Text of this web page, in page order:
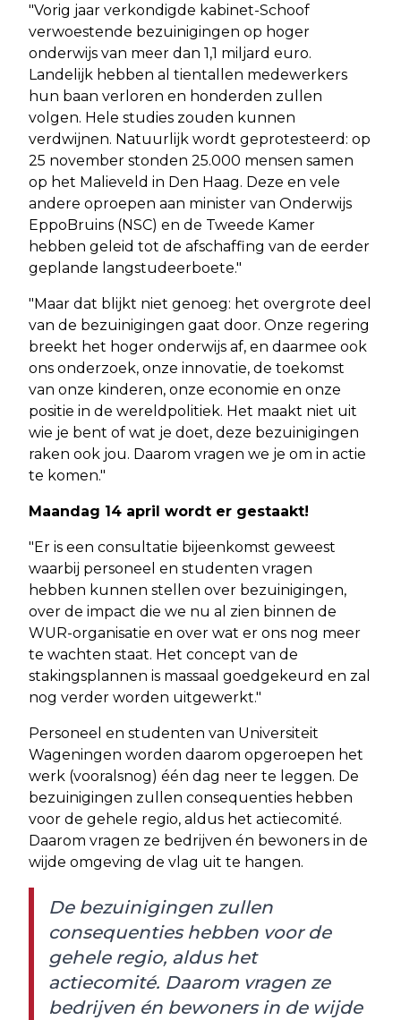
"Vorig jaar verkondigde kabinet-Schoof
verwoestende bezuinigingen op hoger
onderwijs van meer dan 1,1 miljard euro.
Landelijk hebben al tientallen medewerkers
hun baan verloren en honderden zullen
volgen. Hele studies zouden kunnen
verdwijnen. Natuurlijk wordt geprotesteerd: op
25 november stonden 25.000 mensen samen
op het Malieveld in Den Haag. Deze en vele
andere oproepen aan minister van Onderwijs
EppoBruins (NSC) en de Tweede Kamer
hebben geleid tot de afschaffing van de eerder
geplande langstudeerboete."
"Maar dat blijkt niet genoeg: het overgrote deel
van de bezuinigingen gaat door. Onze regering
breekt het hoger onderwijs af, en daarmee ook
ons onderzoek, onze innovatie, de toekomst
van onze kinderen, onze economie en onze
positie in de wereldpolitiek. Het maakt niet uit
wie je bent of wat je doet, deze bezuinigingen
raken ook jou. Daarom vragen we je om in actie
te komen."
Maandag 14 april wordt er gestaakt!
"Er is een consultatie bijeenkomst geweest
waarbij personeel en studenten vragen
hebben kunnen stellen over bezuinigingen,
over de impact die we nu al zien binnen de
WUR-organisatie en over wat er ons nog meer
te wachten staat. Het concept van de
stakingsplannen is massaal goedgekeurd en zal
nog verder worden uitgewerkt."
Personeel en studenten van Universiteit
Wageningen worden daarom opgeroepen het
werk (vooralsnog) één dag neer te leggen. De
bezuinigingen zullen consequenties hebben
voor de gehele regio, aldus het actiecomité.
Daarom vragen ze bedrijven én bewoners in de
wijde omgeving de vlag uit te hangen.
De bezuinigingen zullen
consequenties hebben voor de
gehele regio, aldus het
actiecomité. Daarom vragen ze
bedrijven én bewoners in de wijde